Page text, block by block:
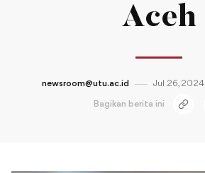
Aceh
newsroom@utu.ac.id Jul 26, 2024
Bagikan berita ini